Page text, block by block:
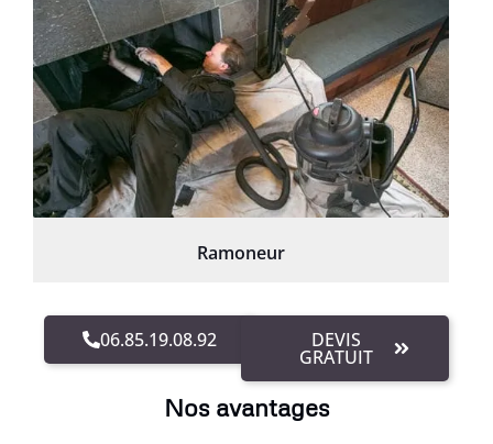
Ramoneur
06.85.19.08.92 DEVIS
GRATUIT
Nos avantages